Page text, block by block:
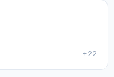
+22